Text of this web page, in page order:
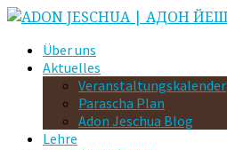
Über uns
Aktuelles
Veranstaltungskalender
Parascha Plan
Adon Jeschua Blog
Lehre